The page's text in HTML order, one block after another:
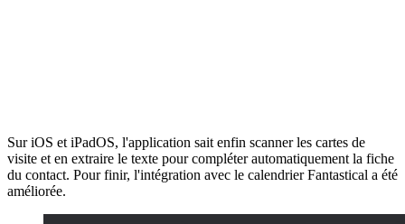
Sur iOS et iPadOS, l'application sait enfin scanner les cartes de
visite et en extraire le texte pour compléter automatiquement la fiche
du contact. Pour finir, l'intégration avec le calendrier Fantastical a été
améliorée.